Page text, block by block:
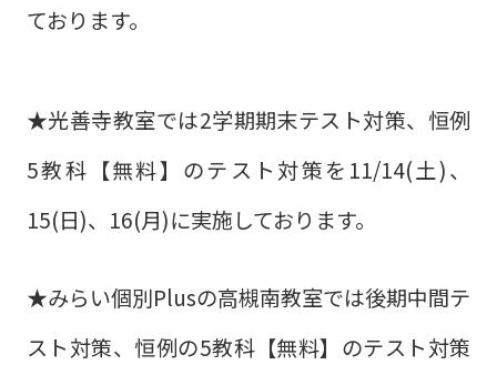
ております。
★光善寺教室では2学期期末テスト対策、恒例
5教科【無料】のテスト対策を11/14(土)、
15(日)、16(月)に実施しております。
★みらい個別Plusの高槻南教室では後期中間テ
スト対策、恒例の5教科【無料】のテスト対策